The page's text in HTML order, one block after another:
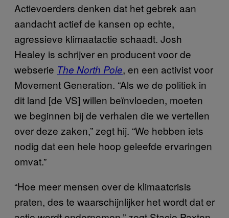
Actievoerders denken dat het gebrek aan
aandacht actief de kansen op echte,
agressieve klimaatactie schaadt. Josh
Healey is schrijver en producent voor de
webserie The North Pole, en een activist voor
Movement Generation. “Als we de politiek in
dit land [de VS] willen beïnvloeden, moeten
we beginnen bij de verhalen die we vertellen
over deze zaken,” zegt hij. “We hebben iets
nodig dat een hele hoop geleefde ervaringen
omvat.”
“Hoe meer mensen over de klimaatcrisis
praten, des te waarschijnlijker het wordt dat er